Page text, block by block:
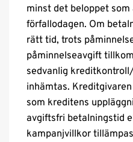
minst det beloppet
förfallodagen. Om
rätt tid, trots
påminnelseavgift
sedvanlig
inhämtas.
som kreditens
avgiftsfri betalningstid
kampanjvillkor